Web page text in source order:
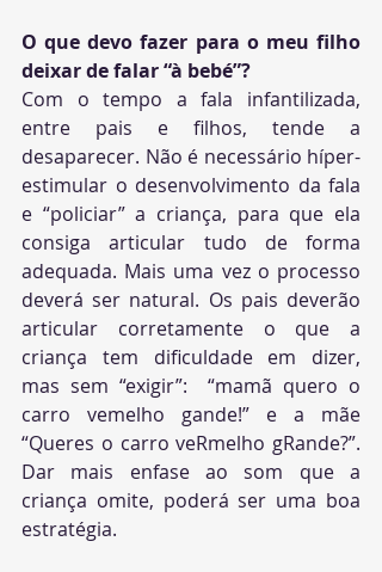
O que devo fazer para o meu filho
deixar de falar “à bebé”?
Com o tempo a fala infantilizada,
entre pais e filhos, tende a
desaparecer. Não é necessário híper-
estimular o desenvolvimento da fala
e “policiar” a criança, para que ela
consiga articular tudo de forma
adequada. Mais uma vez o processo
deverá ser natural. Os pais deverão
articular corretamente o que a
criança tem dificuldade em dizer,
mas sem “exigir”:  “mamã quero o
carro vemelho gande!” e a mãe
“Queres o carro veRmelho gRande?”.
Dar mais enfase ao som que a
criança omite, poderá ser uma boa
estratégia.